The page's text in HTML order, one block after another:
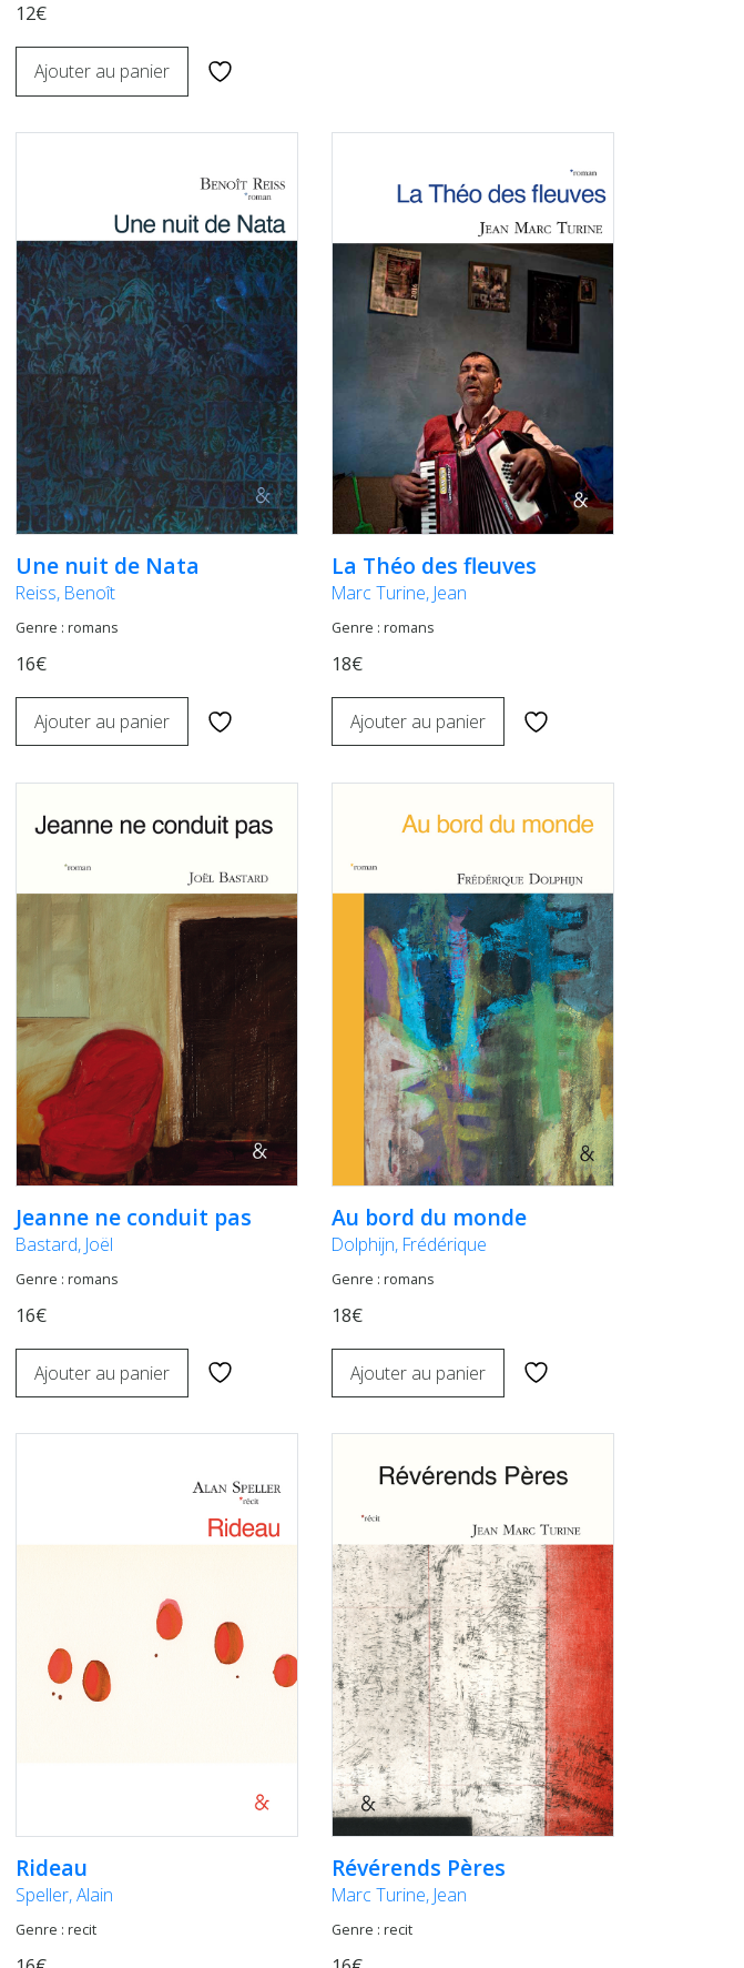
12€
Ajouter au panier
Une nuit de Nata
Reiss, Benoît
Genre : romans
16€
Ajouter au panier
La Théo des fleuves
Marc Turine, Jean
Genre : romans
18€
Ajouter au panier
Jeanne ne conduit pas
Bastard, Joël
Genre : romans
16€
Ajouter au panier
Au bord du monde
Dolphijn, Frédérique
Genre : romans
18€
Ajouter au panier
Rideau
Speller, Alain
Genre : recit
Révérends Pères
Marc Turine, Jean
Genre : recit